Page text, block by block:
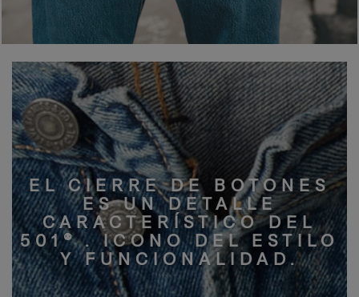
EL CIERRE DE BOTONES
ES UN DETALLE
CARACTERÍSTICO DEL
501® . ICONO DEL ESTILO
Y FUNCIONALIDAD.